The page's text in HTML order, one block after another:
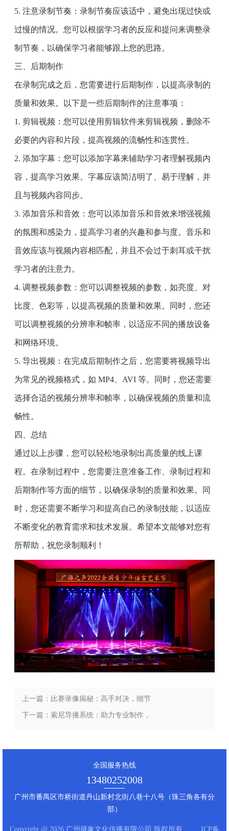
5. 注意录制节奏：录制节奏应该适中，避免出现过快或
过慢的情况。您可以根据学习者的反应和提问来调整录
制节奏，以确保学习者能够跟上您的思路。
三、后期制作
在录制完成之后，您需要进行后期制作，以提高录制的
质量和效果。以下是一些后期制作的注意事项：
1. 剪辑视频：您可以使用剪辑软件来剪辑视频，删除不
必要的内容和片段，提高视频的流畅性和连贯性。
2. 添加字幕：您可以添加字幕来辅助学习者理解视频内
容，提高学习效果。字幕应该简洁明了、易于理解，并
且与视频内容同步。
3. 添加音乐和音效：您可以添加音乐和音效来增强视频
的氛围和感染力，提高学习者的兴趣和参与度。音乐和
音效应该与视频内容相匹配，并且不会过于刺耳或干扰
学习者的注意力。
4. 调整视频参数：您可以调整视频的参数，如亮度、对
比度、色彩等，以提高视频的质量和效果。同时，您还
可以调整视频的分辨率和帧率，以适应不同的播放设备
和网络环境。
5. 导出视频：在完成后期制作之后，您需要将视频导出
为常见的视频格式，如 MP4、AVI 等。同时，您还需要
选择合适的视频分辨率和帧率，以确保视频的质量和流
畅性。
四、总结
通过以上步骤，您可以轻松地录制出高质量的线上课
程。在录制过程中，您需要注意准备工作、录制过程和
后期制作等方面的细节，以确保录制的质量和效果。同
时，您还需要不断学习和提高自己的录制技能，以适应
不断变化的教育需求和技术发展。希望本文能够对您有
所帮助，祝您录制顺利！
上一篇：比赛录像揭秘：高手对决，细节
决定胜负！
下一篇：索尼导播系统：助力专业制作，
全国服务热线
13480252008
广州市番禺区市桥街道丹山新村北街八巷十八号（珠三角各有分
部）
Copyright @ 2026 广州摄象文化传播有限公司 版权所有 ICP备